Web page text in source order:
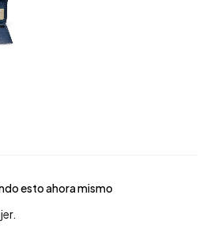
esto ahora mismo